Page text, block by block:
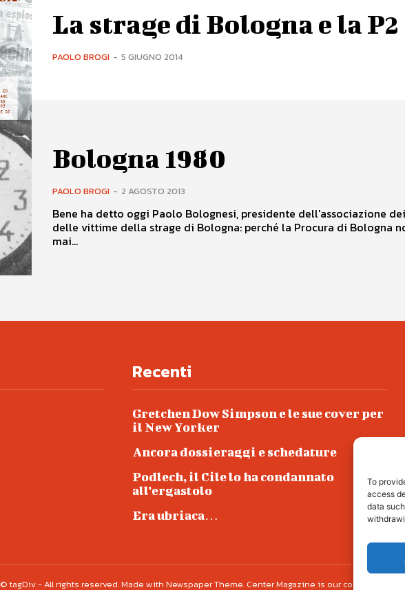
To
access
data
La strage di Bologna e la P2
PAOLO BROGI - 5 GIUGNO 2014
Bologna 1980
PAOLO BROGI - 2 AGOSTO 2013
Bene ha detto oggi Paolo Bolognesi, presidente dell'associazione
delle vittime della strage di Bologna: perché la Procura di Bologna
mai...
Recenti
Gretchen Dow Simpson e le sue cover per
il New Yorker
Ancora dossieraggi e schedature
Podlech, il Cile lo ha condannato
all’ergastolo
Era ubriaca…
© tagDiv - All rights reserved. Made with Newspaper Theme. Center Magazine is our complete